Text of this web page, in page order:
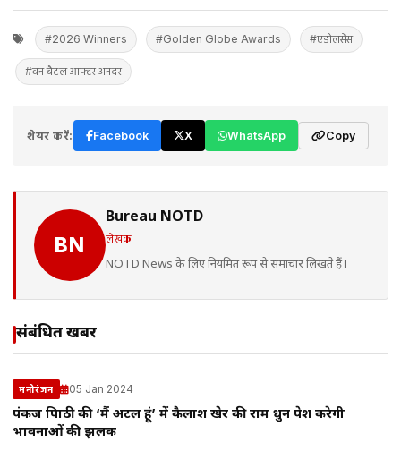
#2026 Winners #Golden Globe Awards #एडोलसेंस
#वन बैटल आफ्टर अनदर
शेयर करें: Facebook X WhatsApp Copy
BN
Bureau NOTD
लेखक
NOTD News के लिए नियमित रूप से समाचार लिखते हैं।
संबंधित खबरें
मनोरंजन 05 Jan 2024
पंकज त्रिपाठी की ‘मैं अटल हूं’ में कैलाश खेर की राम धुन पेश करेगी
भावनाओं की झलक